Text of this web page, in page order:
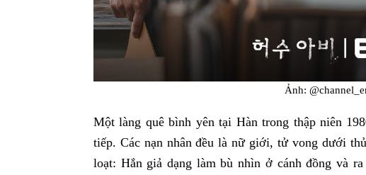
Ảnh:
Một làng quê bình yên tại Hàn trong thập niên
tiếp. Các nạn nhân đều là nữ giới, tử vong dưới
loạt: Hắn giả dạng làm bù nhìn ở cánh đồng và